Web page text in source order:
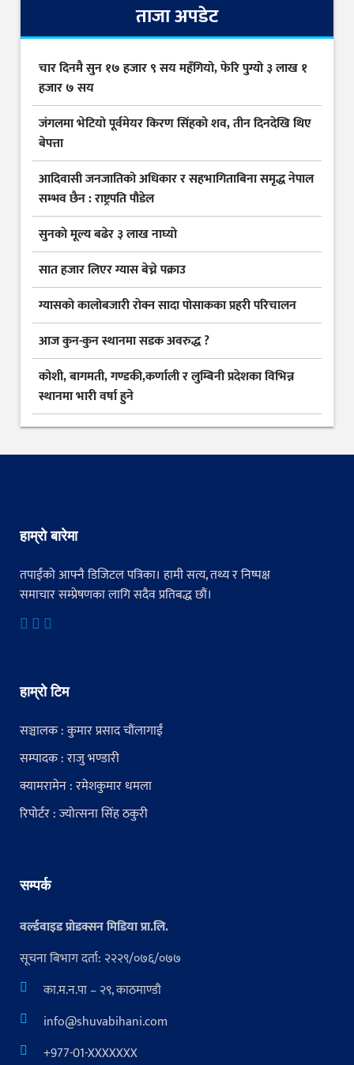
ताजा अपडेट
चार दिनमै सुन १७ हजार ९ सय महँगियो, फेरि पुग्यो ३ लाख १
हजार ७ सय
जंगलमा भेटियो पूर्वमेयर किरण सिंहको शव, तीन दिनदेखि थिए
बेपत्ता
आदिवासी जनजातिको अधिकार र सहभागिताबिना समृद्ध नेपाल
सम्भव छैन : राष्ट्रपति पौडेल
सुनकाे मूल्य बढेर ३ लाख नाघ्याे
सात हजार लिएर ग्यास बेच्ने पक्राउ
ग्यासकाे कालोबजारी राेक्न सादा पोसाकका प्रहरी परिचालन
आज कुन-कुन स्थानमा सडक अवरुद्ध ?
कोशी, बागमती, गण्डकी,कर्णाली र लुम्बिनी प्रदेशका विभिन्न
स्थानमा भारी वर्षा हुने
हाम्रो बारेमा
तपाईंको आफ्नै डिजिटल पत्रिका। हामी सत्य, तथ्य र निष्पक्ष
समाचार सम्प्रेषणका लागि सदैव प्रतिबद्ध छौं।
हाम्रो टिम
सञ्चालक : कुमार प्रसाद चौंलागाईं
सम्पादक : राजु भण्डारी
क्यामरामेन : रमेशकुमार धमला
रिपोर्टर : ज्योत्सना सिंह ठकुरी
सम्पर्क
वर्ल्डवाइड प्रोडक्सन मिडिया प्रा.लि.
सूचना बिभाग दर्ता: २२२९/०७६/०७७
का.म.न.पा – २९, काठमाण्डौ
info@shuvabihani.com
+977-01-XXXXXXX